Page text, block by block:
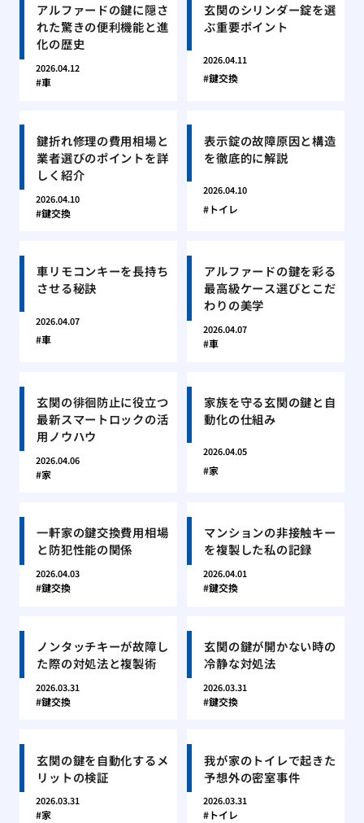
アルファードの鍵に隠さ
れた驚きの便利機能と進
化の歴史
2026.04.12
車
玄関のシリンダー錠を選
ぶ重要ポイント
2026.04.11
鍵交換
鍵折れ修理の費用相場と
業者選びのポイントを詳
しく紹介
2026.04.10
鍵交換
表示錠の故障原因と構造
を徹底的に解説
2026.04.10
トイレ
車リモコンキーを長持ち
させる秘訣
2026.04.07
車
アルファードの鍵を彩る
最高級ケース選びとこだ
わりの美学
2026.04.07
車
玄関の徘徊防止に役立つ
最新スマートロックの活
用ノウハウ
2026.04.06
家
家族を守る玄関の鍵と自
動化の仕組み
2026.04.05
家
一軒家の鍵交換費用相場
と防犯性能の関係
2026.04.03
鍵交換
マンションの非接触キー
を複製した私の記録
2026.04.01
鍵交換
ノンタッチキーが故障し
た際の対処法と複製術
2026.03.31
鍵交換
玄関の鍵が開かない時の
冷静な対処法
2026.03.31
鍵交換
玄関の鍵を自動化するメ
リットの検証
2026.03.31
家
我が家のトイレで起きた
予想外の密室事件
2026.03.31
トイレ